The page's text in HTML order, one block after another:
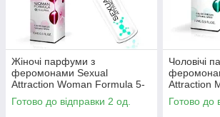
Жіночі парфуми з
феромонами Sexual
Attraction Woman Formula 5-
Alpha, 15 мл
Готово до відправки 2 од.
Чоловічі
Attraction
Alpha, 15
Готово до